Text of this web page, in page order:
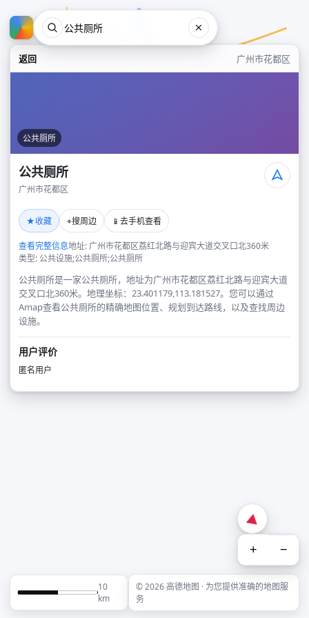
返回 广州市花都区
公共厕所
公共厕所
广州市花都区
★收藏 ⌖搜周边 📱 去手机查看
查看完整信息地址: 广州市花都区荔红北路与迎宾大道交叉口北360米
类型: 公共设施;公共厕所;公共厕所
公共厕所是一家公共厕所，地址为广州市花都区荔红北路与迎宾大道
交叉口北360米。地理坐标：23.401179,113.181527。您可以通过
Amap查看公共厕所的精确地图位置、规划到达路线，以及查找周边
设施。
用户评价
匿名用户
+ −
10
km
© 2026 高德地图 · 为您提供准确的地图服
务